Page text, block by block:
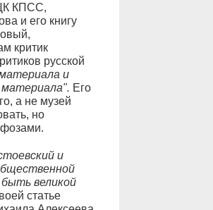
КПСС,
и его книгу
критик
русской
и
материала". Его
а не музей
но
и
великой
статье